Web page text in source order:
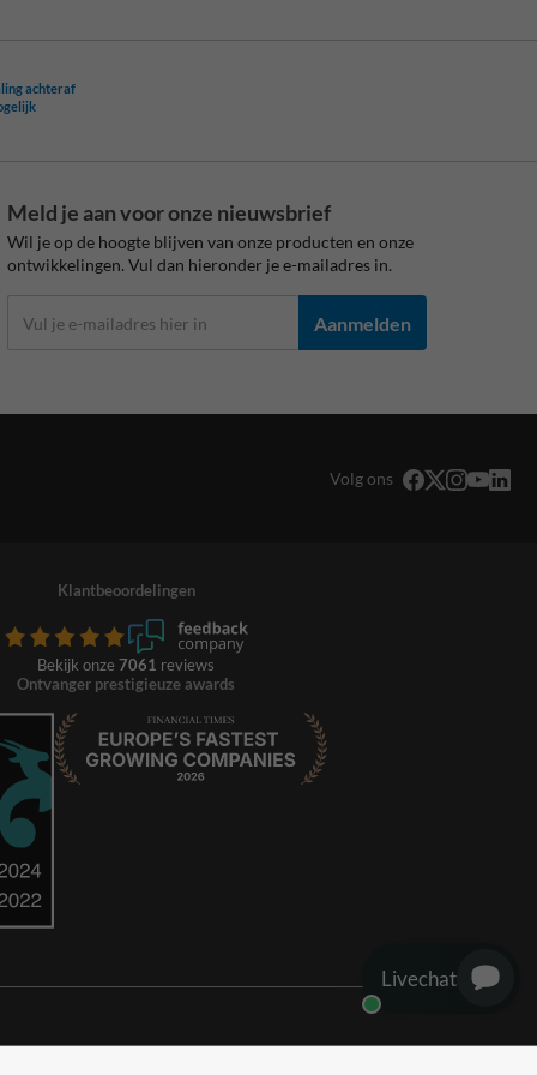
achteraf
Meld je aan voor onze nieuwsbrief
Wil je op de hoogte blijven van onze producten en onze
ontwikkelingen. Vul dan hieronder je e-mailadres in.
Aanmelden
Volg ons
Klantbeoordelingen
Bekijk onze 7061 reviews
Ontvanger prestigieuze awards
Livechat